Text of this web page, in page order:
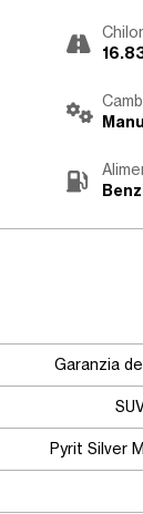
Garanzia
Pyrit Silver